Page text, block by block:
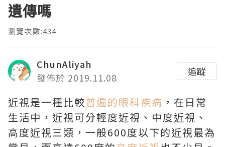
遺傳嗎
瀏覽次數:434
ChunAliyah
發佈於 2019.11.08
追蹤
近視是一種比較普遍的眼科疾病 ，在日常
生活中，近視可分輕度近視、中度近視、
高度近視三類，一般600度以下的近視最為